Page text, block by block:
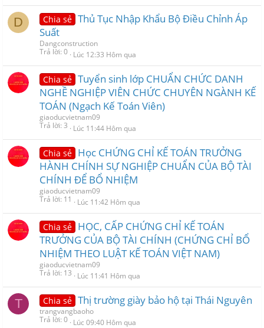
D Chia sẻ Thủ Tục Nhập Khẩu Bộ Điều Chỉnh Áp
Suất
Dangconstruction
Trả lời 0 Lúc 12:33 Hôm qua
Chia sẻ Tuyển sinh lớp CHUẨN CHỨC DANH
NGHỀ NGHIỆP VIÊN CHỨC CHUYÊN NGÀNH KẾ
TOÁN (Ngạch Kế Toán Viên)
giaoducvietnam09
Trả lời 3 Lúc 11:44 Hôm qua
Chia sẻ Học CHỨNG CHỈ KẾ TOÁN TRƯỞNG
HÀNH CHÍNH SỰ NGHIỆP CHUẨN CỦA BỘ TÀI
CHÍNH ĐỂ BỔ NHIỆM
giaoducvietnam09
Trả lời 11 Lúc 11:42 Hôm qua
Chia sẻ HỌC, CẤP CHỨNG CHỈ KẾ TOÁN
TRƯỞNG CỦA BỘ TÀI CHÍNH (CHỨNG CHỈ BỔ
NHIỆM THEO LUẬT KẾ TOÁN VIỆT NAM)
giaoducvietnam09
Trả lời 13 Lúc 11:41 Hôm qua
T Chia sẻ Thị trường giày bảo hộ tại Thái Nguyên
trangvangbaoho
Trả lời 0 Lúc 09:40 Hôm qua